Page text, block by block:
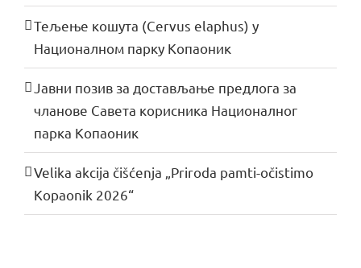
Тељење кошута (Cervus elaphus) у
Националном парку Копаоник
Јавни позив за достављање предлога за
чланове Савета корисника Националног
парка Копаоник
Velika akcija čišćenja „Priroda pamti-očistimo
Kopaonik 2026“